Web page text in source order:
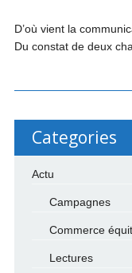
D’où vient la
Du constat de deux
Categories
Actu
Campagnes
Commerce
Lectures